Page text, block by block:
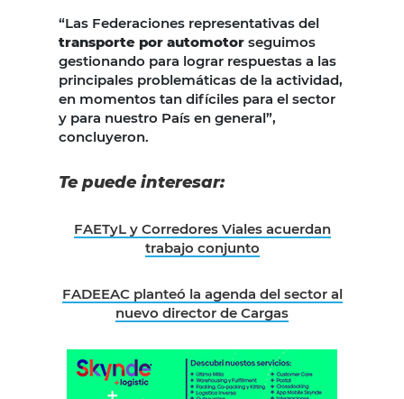
“Las Federaciones representativas del
transporte por automotor seguimos
gestionando para lograr respuestas a las
principales problemáticas de la actividad,
en momentos tan difíciles para el sector
y para nuestro País en general”,
concluyeron.
Te puede interesar:
FAETyL y Corredores Viales acuerdan
trabajo conjunto
FADEEAC planteó la agenda del sector al
nuevo director de Cargas